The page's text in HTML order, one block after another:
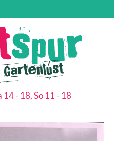
14 - 18, So 11 - 18